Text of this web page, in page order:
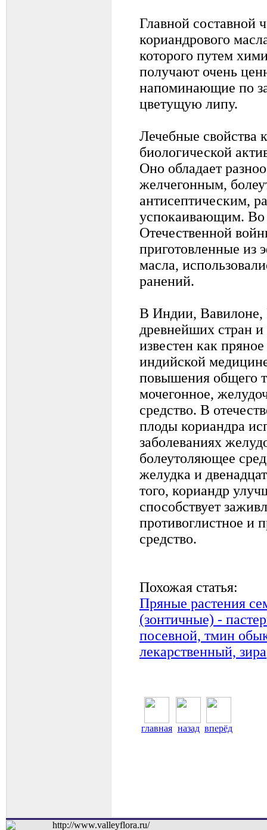
Главной составной
кориандрового
которого путем
получают очень
напоминающие по
цветущую липу.
Лечебные свойства
биологической
Оно обладает
желчегонным,
антисептическим,
успокаивающим. Во
Отечественной
приготовленные из
масла,
ранений.
В Индии, Вавилоне,
древнейших стран
известен как
индийской
повышения общего
мочегонное,
средство. В
плоды кориандра
заболеваниях
болеутоляющее
желудка и
того, кориандр
способствует
противоглистное и
средство.
Похожая статья:
Пряные растения
(зонтичные) -
посевной, тмин
лекарственный, зира
главная назад вперёд
http://www.valleyflora.ru/